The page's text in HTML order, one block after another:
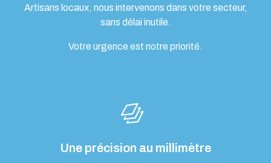
Artisans locaux, nous intervenons dans votre secteur,
sans délai inutile.
Votre urgence est notre priorité.
Une précision au millimètre